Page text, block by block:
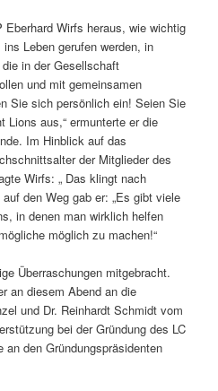
Wirfs heraus, wie wichtig
Leben gerufen werden, in
in der Gesellschaft
und mit gemeinsamen
Sie sich persönlich ein! Seien Sie
Lions aus,“ ermunterte er die
Im Hinblick auf das
der Mitglieder des
Wirfs: „ Das klingt nach
den Weg gab er: „Es gibt viele
in denen man wirklich helfen
möglich zu machen!“
Überraschungen mitgebracht.
an diesem Abend an die
und Dr. Reinhardt Schmidt vom
bei der Gründung des LC
den Gründungspräsidenten